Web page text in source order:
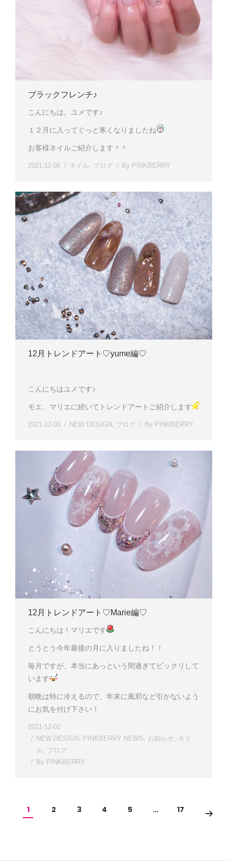
ブラックフレンチ♪
こんにちは。ユメです♪
１２月に入ってぐっと寒くなりましたね
お客様ネイルご紹介します＾＾
2021-12-06 ネイル ブログ By PINKBERRY
12月トレンドアート♡yume編♡
こんにちはユメです♪
モエ、マリエに続いてトレンドアートご紹介します
2021-12-03 NEW DESIGN ブログ By PINKBERRY
12月トレンドアート♡Marie編♡
こんにちは！マリエです
とうとう今年最後の月に入りましたね！！
毎月ですが、本当にあっという間過ぎてビックリして
います
朝晩は特に冷えるので、年末に風邪など引かないよう
にお気を付け下さい！
2021-12-02
NEW DESIGN , PINKBERRY NEWS, お知らせ, ネイ
ル, ブログ
By PINKBERRY
1 2 3 4 5 … 17